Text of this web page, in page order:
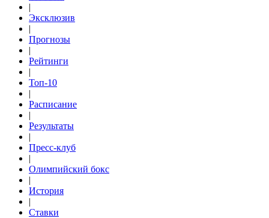
|
Эксклюзив
|
Прогнозы
|
Рейтинги
|
Топ-10
|
Расписание
|
Результаты
|
Пресс-клуб
|
Олимпийский бокс
|
История
|
Ставки